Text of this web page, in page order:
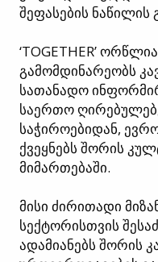
შეფასების ნაწილის
‘TOGETHER’
გამომდინარეობს
სათანადო
საერთო
საჭიროებიდან,
ქვეყნებს შორის
მიმართებაში.
მისი ძირითადი
სექტორისთვის
ადამიანებს შორის